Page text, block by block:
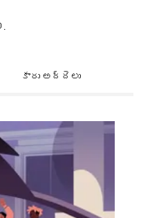
కారు అద్దెలు